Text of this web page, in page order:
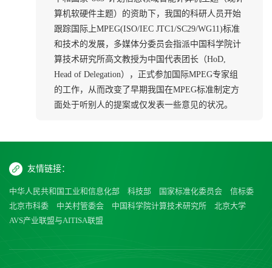
算机软硬件主题）的资助下，我国的科研人员开始
跟踪国际上MPEG(ISO/IEC JTC1/SC29/WG11)标准
和技术的发展，多媒体分委员会指派中国科学院计
算技术研究所高文教授为中国代表团长（HoD,
Head of Delegation），正式参加国际MPEG专家组
的工作，从而改变了早期我国在MPEG标准制定方
面处于听别人的提案或仅发表一些意见的状况。
友情链接：
中华人民共和国工业和信息化部 科技部 国家标准化委员会
信标委
北京市科委
中关村管委会 中国科学院计算技术研究所
北京大学
AVS产业联盟与AITISA联盟